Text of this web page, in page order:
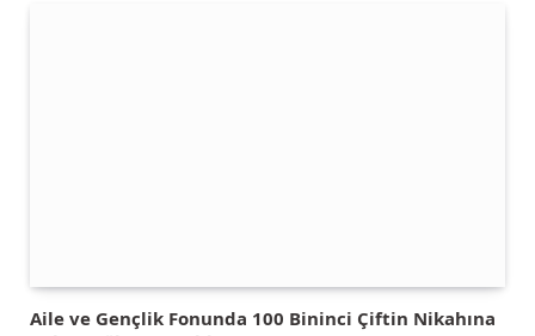
Aile ve Gençlik Fonunda 100 Bininci Çiftin Nikahına